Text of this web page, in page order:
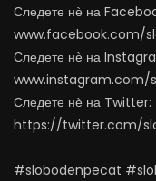
Следете нѐ на
www.facebook.com/
Следете нѐ на
Следете нѐ на Twitter:
https://twitter.com/
#slobodenpecat